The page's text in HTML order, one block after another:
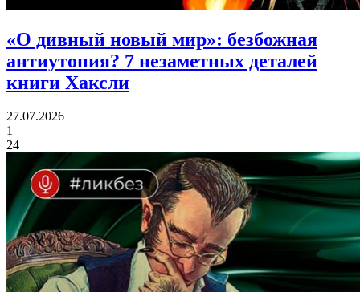
«О дивный новый мир»: безбожная
антиутопия? 7 незаметных деталей
книги Хаксли
27.07.2026
1
24